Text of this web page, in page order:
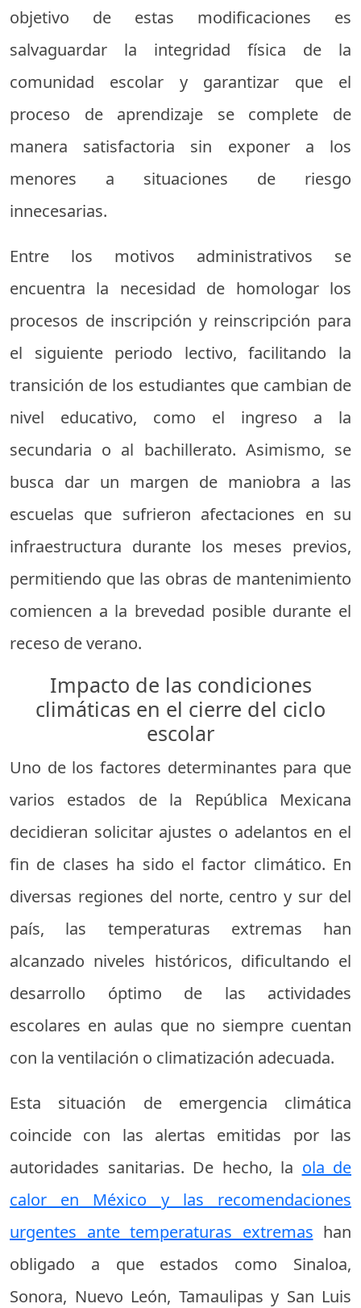
objetivo de estas modificaciones es
salvaguardar la integridad física de la
comunidad escolar y garantizar que el
proceso de aprendizaje se complete de
manera satisfactoria sin exponer a los
menores a situaciones de riesgo
innecesarias.
Entre los motivos administrativos se
encuentra la necesidad de homologar los
procesos de inscripción y reinscripción para
el siguiente periodo lectivo, facilitando la
transición de los estudiantes que cambian de
nivel educativo, como el ingreso a la
secundaria o al bachillerato. Asimismo, se
busca dar un margen de maniobra a las
escuelas que sufrieron afectaciones en su
infraestructura durante los meses previos,
permitiendo que las obras de mantenimiento
comiencen a la brevedad posible durante el
receso de verano.
Impacto de las condiciones
climáticas en el cierre del ciclo
escolar
Uno de los factores determinantes para que
varios estados de la República Mexicana
decidieran solicitar ajustes o adelantos en el
fin de clases ha sido el factor climático. En
diversas regiones del norte, centro y sur del
país, las temperaturas extremas han
alcanzado niveles históricos, dificultando el
desarrollo óptimo de las actividades
escolares en aulas que no siempre cuentan
con la ventilación o climatización adecuada.
Esta situación de emergencia climática
coincide con las alertas emitidas por las
autoridades sanitarias. De hecho, la ola de
calor en México y las recomendaciones
urgentes ante temperaturas extremas han
obligado a que estados como Sinaloa,
Sonora, Nuevo León, Tamaulipas y San Luis